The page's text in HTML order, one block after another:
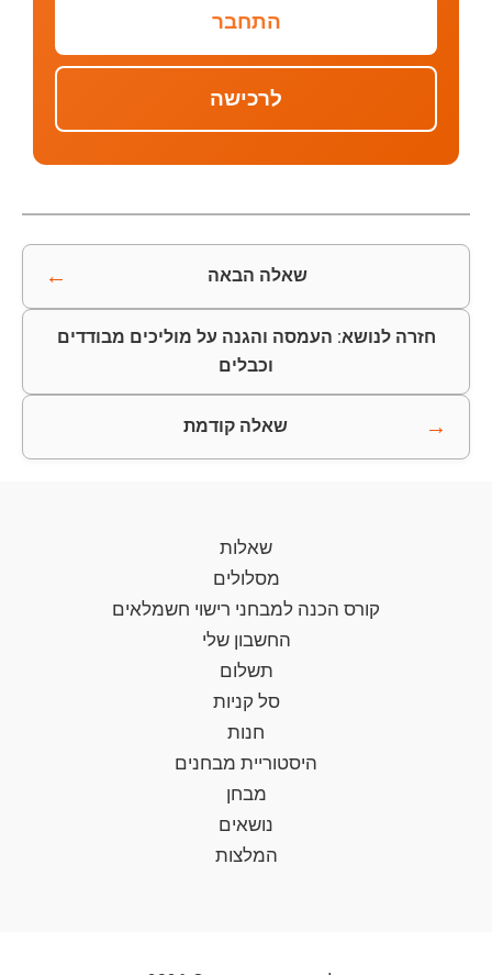
התחבר
לרכישה
שאלה הבאה ←
חזרה לנושא: העמסה והגנה על מוליכים מבודדים
וכבלים
→ שאלה קודמת
שאלות
מסלולים
קורס הכנה למבחני רישוי חשמלאים
החשבון שלי
תשלום
סל קניות
חנות
היסטוריית מבחנים
מבחן
נושאים
המלצות